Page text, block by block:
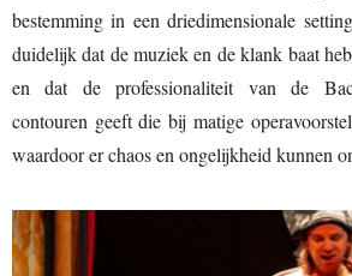
bestemming in een driedimensionale
duidelijk dat de muziek en de klank baat
en dat de professionaliteit van de
contouren geeft die bij matige
waardoor er chaos en ongelijkheid kunnen